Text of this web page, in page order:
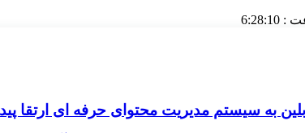
:
6:28:11
به سیستم مدیریت محتوای حرفه ای ارتقا